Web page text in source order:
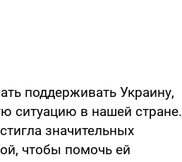
поддерживать Украину,
ситуацию в нашей стране.
значительных
чтобы помочь ей